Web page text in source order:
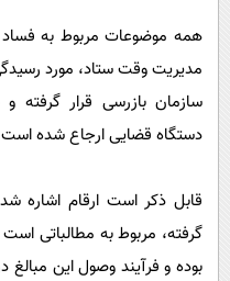
همه موضوعات مربوط به
مدیریت وقت ستاد، مورد
سازمان بازرسی قرار گرفته
دستگاه قضایی ارجاع شده
قابل ذکر است ارقام
گرفته، مربوط به مطالباتی
بوده و فرآیند وصول این